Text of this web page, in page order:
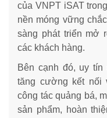
của VNPT iSAT
nền móng vững
sàng phát triển mở
các khách hàng.
Bên cạnh đó, uy
tăng cường kết nối
công tác quảng bá,
sản phẩm, hoàn